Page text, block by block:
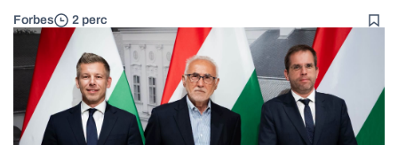
Forbes 2 perc